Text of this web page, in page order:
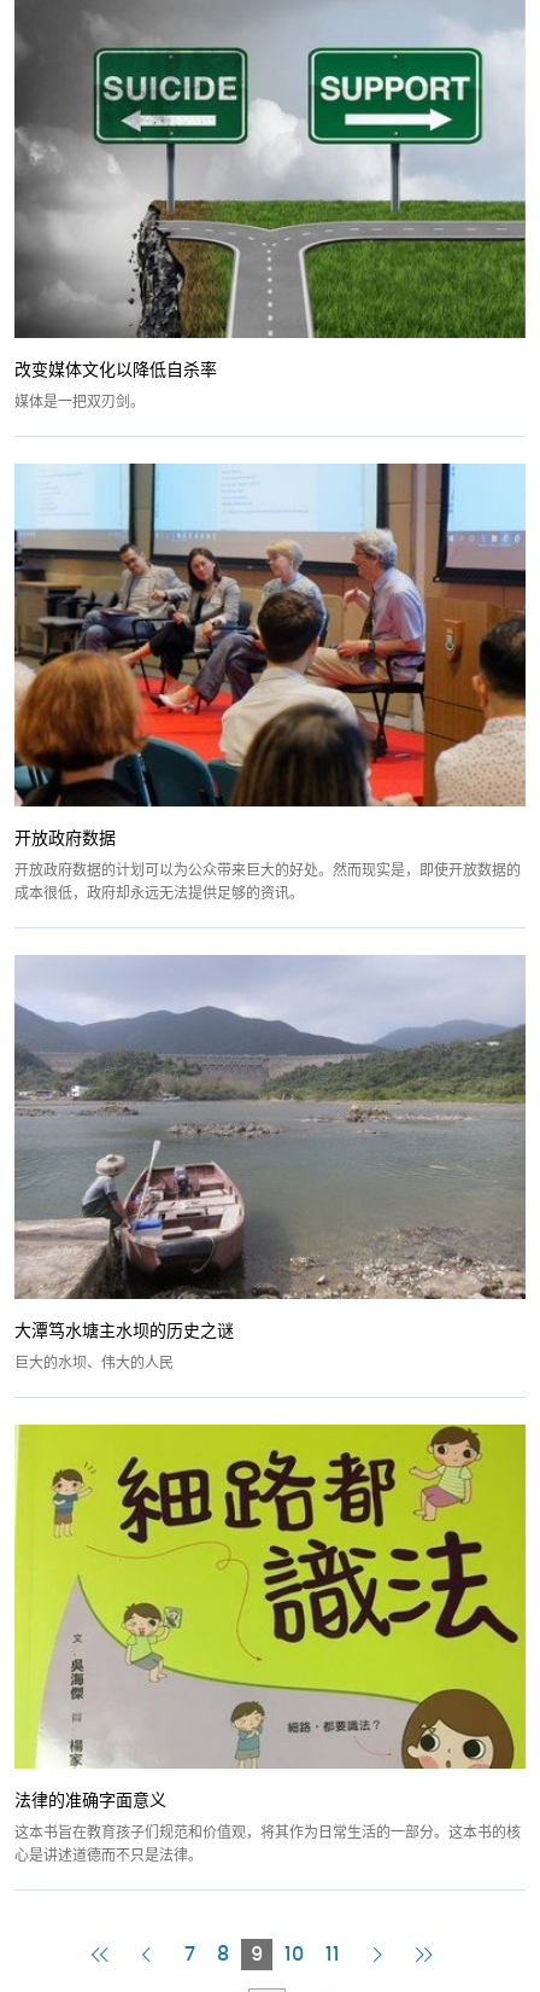
改变媒体文化以降低自杀率
媒体是一把双刃剑。
开放政府数据
开放政府数据的计划可以为公众带来巨大的好处。然而现实是，即使开放数据的
成本很低，政府却永远无法提供足够的资讯。
大潭笃水塘主水坝的历史之谜
巨大的水坝、伟大的人民
法律的准确字面意义
这本书旨在教育孩子们规范和价值观，将其作为日常生活的一部分。这本书的核
心是讲述道德而不只是法律。
FirstPrevious
7 8 9Current
10 11
Next Last